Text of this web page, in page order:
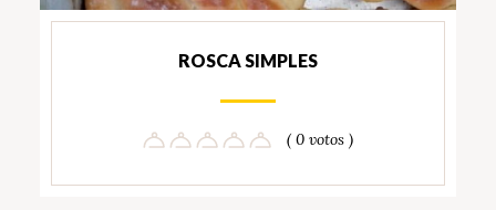
ROSCA SIMPLES
( 0 votos )